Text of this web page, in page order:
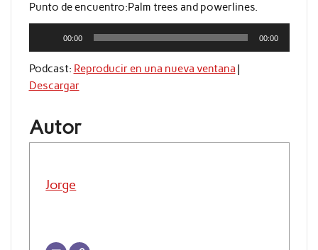
Punto de encuentro:Palm trees and powerlines.
audio
00:00 00:00
Podcast: Reproducir en una nueva ventana |
Descargar
Autor
Jorge